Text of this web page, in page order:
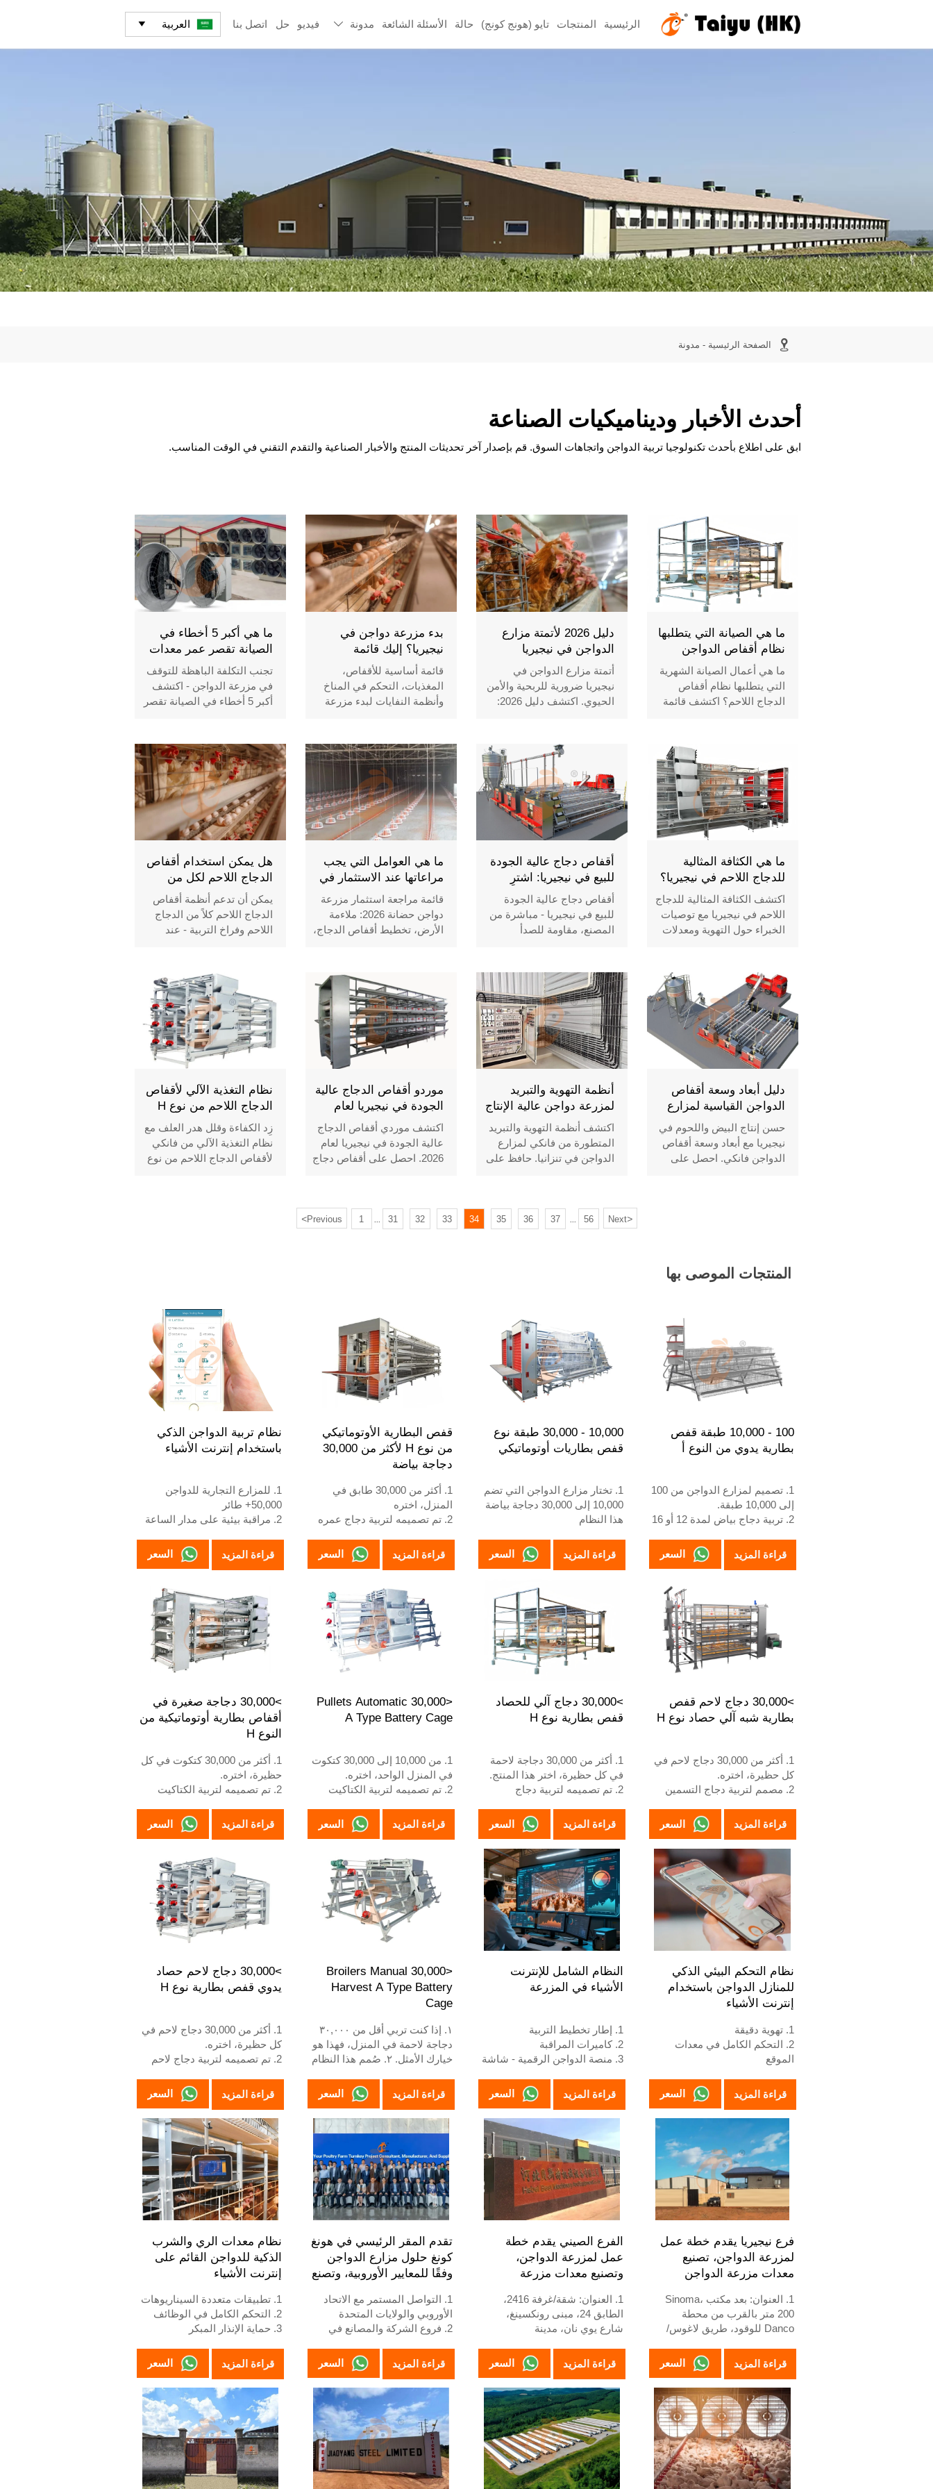
الرئيسية المنتجات تايو (هونج كونج) حالة الأسئلة الشائعة مدونة  فيديو حل اتصل بنا العربية 
 الصفحة الرئيسية - مدونة
أحدث الأخبار وديناميكيات الصناعة
ابق على اطلاع بأحدث تكنولوجيا تربية الدواجن واتجاهات السوق. قم بإصدار آخر تحديثات المنتج والأخبار الصناعية والتقدم التقني في الوقت المناسب.
ما هي أكبر 5 أخطاء في
الصيانة تقصر عمر معدات
الدواجن (وكيفية تجنبها)؟
تجنب التكلفة الباهظة للتوقف
في مزرعة الدواجن - اكتشف
أكبر 5 أخطاء في الصيانة تقصر
بدء مزرعة دواجن في
نيجيريا؟ إليك قائمة
المعدات الأساسية
قائمة أساسية للأقفاص،
المغذيات، التحكم في المناخ
وأنظمة النفايات لبدء مزرعة
المجانية من فانكي.
دليل 2026 لأتمتة مزارع
الدواجن في نيجيريا
أتمتة مزارع الدواجن في
نيجيريا ضرورية للربحية والأمن
الحيوي. اكتشف دليل 2026:
المزارع الحديثة المعاد تدويرها
وحلول مُحسَّنة لعائد الاستثمار.
ما هي الصيانة التي يتطلبها
نظام أقفاص الدواجن
شهريًا؟
ما هي أعمال الصيانة الشهرية
التي يتطلبها نظام أقفاص
الدجاج اللاحم؟ اكتشف قائمة
الاتحاد الأوروبي من Vanke —
قم بزيادة معدل التحويل
الغذائي بنسبة 18.6٪، وخفض
معدل الوفيات، وإطالة عمر
الأقفاص إلى أكثر من 20 عامًا.
هل يمكن استخدام أقفاص
الدجاج اللاحم لكل من
الدجاج اللاحم وفراخ
التربية؟
يمكن أن تدعم أنظمة أقفاص
الدجاج اللاحم كلاً من الدجاج
اللاحم وفراخ التربية - عند
ودقيقة في التحكم المناخي.
اكتشف الإيجابيات، السلبيات
وحلول التصميم في الواقع
العملي.
ما هي العوامل التي يجب
مراعاتها عند الاستثمار في
مزرعة دواجن حضانة؟
قائمة مراجعة استثمار مزرعة
دواجن حضانة 2026: ملاءمة
الأرض، تخطيط أقفاص الدجاج،
وعائد الاستثمار — احصل على
تصميمك المجاني الآن!
أقفاص دجاج عالية الجودة
للبيع في نيجيريا: اشترِ
مباشرة من مصنعنا المحلي
ووفر أكثر
أقفاص دجاج عالية الجودة
للبيع في نيجيريا - مباشرة من
المصنع، مقاومة للصدأ
بالواردات. احصل على تصميم
تخطيط مجاني وضمان 24
شهرًا!
ما هي الكثافة المثالية
للدجاج اللاحم في نيجيريا؟
اكتشف الكثافة المثالية للدجاج
اللاحم في نيجيريا مع توصيات
الخبراء حول التهوية ومعدلات
بمعايير 2026.
نظام التغذية الآلي لأقفاص
الدجاج اللاحم من نوع H
زِد الكفاءة وقلل هدر العلف مع
نظام التغذية الآلي من فانكي
لأقفاص الدجاج اللاحم من نوع
موردو أقفاص الدجاج عالية
الجودة في نيجيريا لعام
2026
اكتشف موردي أقفاص الدجاج
عالية الجودة في نيجيريا لعام
2026. احصل على أقفاص دجاج
مباشرة من المصنع. عزز
أنظمة التهوية والتبريد
لمزرعة دواجن عالية الإنتاج
اكتشف أنظمة التهوية والتبريد
المتطورة من فانكي لمزارع
الدواجن في تنزانيا. حافظ على
دليل أبعاد وسعة أقفاص
الدواجن القياسية لمزارع
نيجيريا
حسن إنتاج البيض واللحوم في
نيجيريا مع أبعاد وسعة أقفاص
الدواجن فانكي. احصل على
<Previous 1 31 32 33 34 35 36 37 56 Next>
المنتجات الموصى بها
نظام تربية الدواجن الذكي
باستخدام إنترنت الأشياء
1. للمزارع التجارية للدواجن
50,000+ طائر
2. مراقبة بيئية على مدار الساعة
قراءة المزيد السعر
قفص البطارية الأوتوماتيكي
من نوع H لأكثر من 30,000
دجاجة بياضة
1. أكثر من 30,000 طابق في
المنزل، اختره
2. تم تصميمه لتربية دجاج عمره
بالغًا لوضع البيض
4. رقم الواتساب الخاص بنا
للاستقبال على مدار 24 ساعة هو
+8618830120193، +234
8111199996
قراءة المزيد السعر
10,000 - 30,000 طبقة نوع
قفص بطاريات أوتوماتيكي
1. تختار مزارع الدواجن التي تضم
10,000 إلى 30,000 دجاجة بياضة
هذا النظام
وضع البيض عند 16 أسبوعًا
3. عمره الافتراضي أكثر من 25
4. خدمة الاستقبال عبر الإنترنت
على مدار 24 ساعة، رقم واتساب:
+8618830120193, +234
8111199996
قراءة المزيد السعر
100 - 10,000 طبقة قفص
بطارية يدوي من النوع أ
1. تصميم لمزارع الدواجن من 100
إلى 10,000 طبقة.
2. تربية دجاج بياض لمدة 12 أو 16
عامًا.
+8618830120193، +234
8111199996
قراءة المزيد السعر
>30,000 دجاجة صغيرة في
أقفاص بطارية أوتوماتيكية من
النوع H
1. أكثر من 30,000 كتكوت في كل
حظيرة، اختره.
2. تم تصميمه لتربية الكتاكيت
إلى 16 أسبوعًا عندما تبدأ في
وضع البيض.
4. هيكله عبارة عن اندماج ذكاء
اصطناعي Vcloud، وخزانة تحكم
كهربائية، ومعدات أوتوماتيكية
للشرب، والتغذية، وتنظيف
السماد، وجمع البيض يدويًا.
للاستقبال على مدار 24 ساعة هو
قراءة المزيد السعر
<30,000 Pullets Automatic
A Type Battery Cage
1. من 10,000 إلى 30,000 كتكوت
في المنزل الواحد، اختره.
2. تم تصميمه لتربية الكتاكيت
إلى 16 أسبوعًا عندما تبدأ في
وضع البيض.
4. هيكله عبارة عن اندماج ذكاء
اصطناعي Vcloud، وخزانة تحكم
كهربائية، ومعدات أوتوماتيكية
للشرب والتغذية وتنظيف السماد،
باستقبالنا على مدار 24 ساعة هو
قراءة المزيد السعر
>30,000 دجاج آلي للحصاد
قفص بطارية نوع H
1. أكثر من 30,000 دجاجة لاحمة
في كل حظيرة، اختر هذا المنتج.
2. تم تصميمه لتربية دجاج
45 يومًا حتى يصبح جاهزًا للسوق.
3. عمره الافتراضي أكثر من 20
عامًا.
4. رقم الواتساب الخاص بنا
للاستقبال على مدار 24 ساعة هو
+8618830120193، +234
8111199996.
قراءة المزيد السعر
>30,000 دجاج لاحم قفص
بطارية شبه آلي حصاد نوع H
1. أكثر من 30,000 دجاج لاحم في
كل حظيرة، اختره.
2. مصمم لتربية دجاج التسمين
حتى يصبح جاهزًا للسوق.
3. عمره الافتراضي أكثر من 20
عامًا.
4. رقم الواتساب الخاص بخدمة
الاستقبال على مدار 24 ساعة هو
+8618830120193، +234
8111199996.
قراءة المزيد السعر
>30,000 دجاج لاحم حصاد
يدوي قفص بطارية نوع H
1. أكثر من 30,000 دجاج لاحم في
كل حظيرة، اختره.
2. تم تصميمه لتربية دجاج لاحم
جاهز للسوق.
عامًا.
4. هيكله عبارة عن اندماج ذكاء
اصطناعي Vcloud، خزانة تحكم
كهربائية، معدات أوتوماتيكية
للشرب والتغذية وتنظيف السماد،
حصاد يدوي.
5. خدمة الاستقبال عبر الإنترنت
على مدار 24 ساعة رقم
+8618830120193، +234
8111199996.
قراءة المزيد السعر
<30,000 Broilers Manual
Harvest A Type Battery
Cage
١. إذا كنت تربي أقل من ٣٠,٠٠٠
دجاجة لاحمة في المنزل، فهذا هو
خيارك الأمثل. ٢. صُمم هذا النظام
عامًا. ٤. يتميز هذا النظام ببنية
تجمع بين الذكاء الاصطناعي
Vcloud، ولوحة تحكم كهربائية،
ومعدات أوتوماتيكية للشرب
والتغذية وتنظيف السماد،
بالإضافة إلى إمكانية الحصاد
اليدوي. ٥. رقم واتساب الخاص بنا
متاح على مدار الساعة:
+٢٣٤٨١١١١٩٩٩٩٦.
قراءة المزيد السعر
النظام الشامل للإنترنت
الأشياء في المزرعة
1. إطار تخطيط التربية
2. كاميرات المراقبة
3. منصة الدواجن الرقمية - شاشة
5. الاستقبال/رقم واتساب:
+8618830120193
قراءة المزيد السعر
نظام التحكم البيئي الذكي
للمنازل الدواجن باستخدام
إنترنت الأشياء
1. تهوية دقيقة
2. التحكم الكامل في معدات
الموقع
5. الاستقبال /واتساب رقم:
+8618830120193
قراءة المزيد السعر
نظام معدات الري والشرب
الذكية للدواجن القائم على
إنترنت الأشياء
1. تطبيقات متعددة السيناريوهات
2. التحكم الكامل في الوظائف
3. حماية الإنذار المبكر
5. رقم الاستقبال / واتساب:
قراءة المزيد السعر
تقدم المقر الرئيسي في هونغ
كونغ حلول مزارع الدواجن
وفقًا للمعايير الأوروبية، وتصنع
1. التواصل المستمر مع الاتحاد
الأوروبي والولايات المتحدة
2. فروع الشركة والمصانع في
3. جودة المنتجات مصممة
خصيصًا لمزارع الدواجن المحلية
4. مخزون معدات أقفاص الدواجن
ومزارع الدواجن متاح للبيع
5. استقبال عبر الإنترنت على
مدار 24 ساعة رقم واتساب:
+8618830120193، اتصل بنا
للحصول على معلومات كاملة
قراءة المزيد السعر
الفرع الصيني يقدم خطة
عمل لمزرعة الدواجن،
وتصنيع معدات مزرعة
1. العنوان: شقة/غرفة 2416،
الطابق 24، مبنى رونكسينغ،
شارع يوي نان، مدينة
الصين
2. مصنع معدات أقفاص الدواجن
ومزارع الدواجن ومخزون للبيع
3. مخصص لمزارع الدواجن
المحلية
4. الجودة والتصميم تعتمد على
المعايير الأوروبية
5. استقبال عبر الإنترنت على
مدار 24 ساعة رقم واتساب:
قراءة المزيد السعر
فرع نيجيريا يقدم خطة عمل
لمزرعة الدواجن، تصنيع
معدات مزرعة الدواجن
1. العنوان: بعد مكتب Sinoma،
200 متر بالقرب من محطة
Danco للوقود، طريق لاغوس/
نيجيريا
2. مصنع أقفاص الدواجن ومعدات
مزارع الدواجن ومخزون للبيع
3. مخصص لمزارع الدواجن
النيجيرية
4. الجودة والتصميم تعتمد على
المعايير الأوروبية
5. الاستقبال عبر الإنترنت 24
ساعة رقم الواتساب:
قراءة المزيد السعر